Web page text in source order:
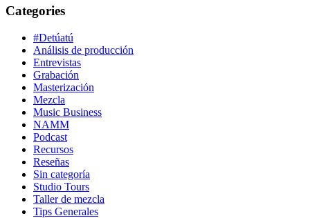
Categories
#Detúatú
Análisis de producción
Entrevistas
Grabación
Masterización
Mezcla
Music Business
NAMM
Podcast
Recursos
Reseñas
Sin categoría
Studio Tours
Taller de mezcla
Tips Generales